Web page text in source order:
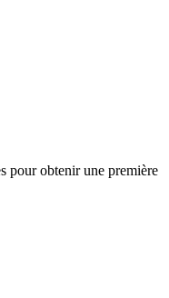
pour obtenir une première